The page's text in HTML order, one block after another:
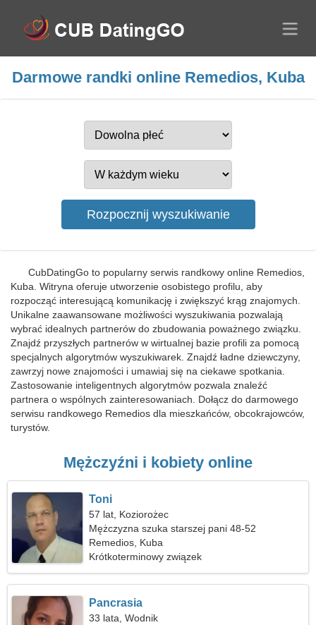
Darmowe randki online Remedios, Kuba
CubDatingGo to popularny serwis randkowy online Remedios,
Kuba. Witryna oferuje utworzenie osobistego profilu, aby
rozpocząć interesującą komunikację i zwiększyć krąg znajomych.
Unikalne zaawansowane możliwości wyszukiwania pozwalają
wybrać idealnych partnerów do zbudowania poważnego związku.
Znajdź przyszłych partnerów w wirtualnej bazie profili za pomocą
specjalnych algorytmów wyszukiwarek. Znajdź ładne dziewczyny,
zawrzyj nowe znajomości i umawiaj się na ciekawe spotkania.
Zastosowanie inteligentnych algorytmów pozwala znaleźć
partnera o wspólnych zainteresowaniach. Dołącz do darmowego
serwisu randkowego Remedios dla mieszkańców, obcokrajowców,
turystów.
Mężczyźni i kobiety online
Toni
57 lat, Koziorożec
Mężczyzna szuka starszej pani 48-52
Remedios, Kuba
Krótkoterminowy związek
Pancrasia
33 lata, Wodnik